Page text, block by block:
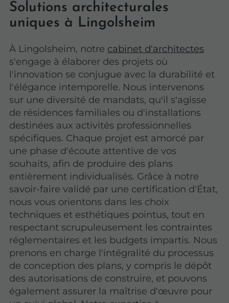
Solutions architecturales
uniques à Lingolsheim
À Lingolsheim, notre cabinet d'architectes
s'engage à élaborer des projets où
l'innovation se conjugue avec la durabilité et
l'élégance intemporelle. Nous intervenons
sur une diversité de mandats, qu'il s'agisse
de résidences familiales ou d'installations
destinées aux activités professionnelles
spécifiques. Chaque projet est amorcé par
une phase d'écoute attentive de vos
souhaits, afin de produire des plans
entièrement individualisés. Grâce à notre
savoir-faire validé par une certification d'État,
nous vous orientons dans les choix
techniques et esthétiques pointus, tout en
respectant scrupuleusement les contraintes
réglementaires et les budgets impartis. Nous
prenons en charge l'intégralité du processus
de conception des plans, y compris le dépôt
des autorisations de construire, et pouvons
également assurer la maîtrise d'œuvre pour